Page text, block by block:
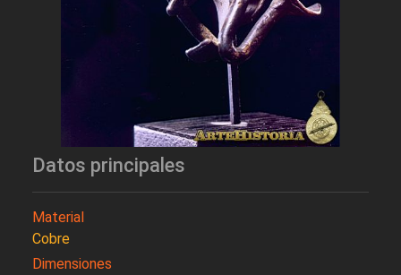
Datos principales
Material
Cobre
Dimensiones